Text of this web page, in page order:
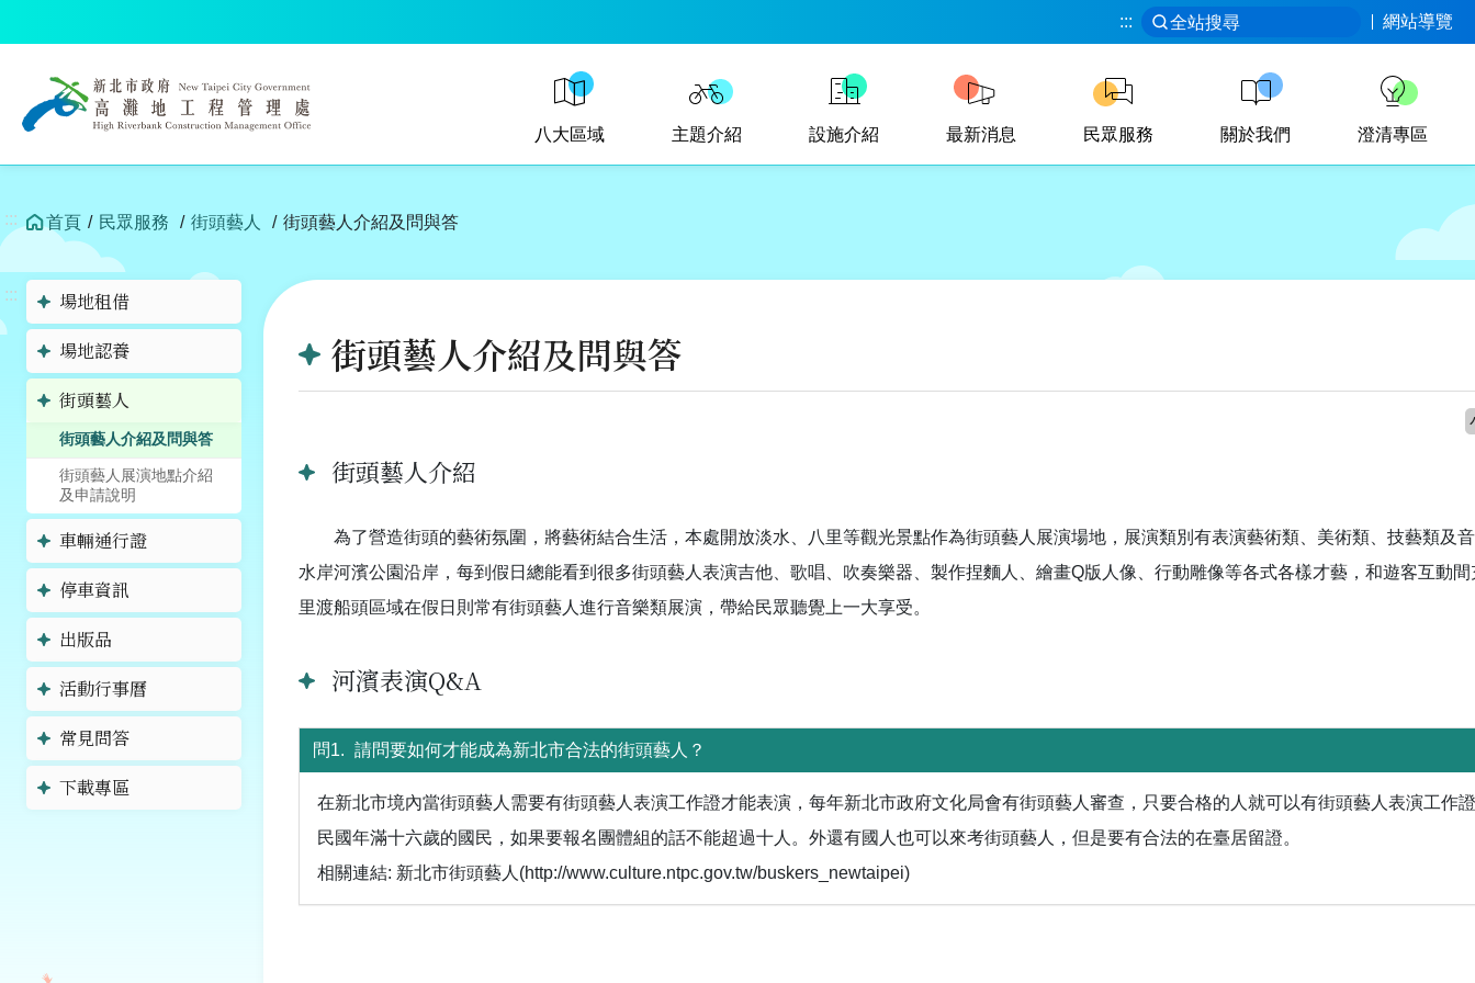
塊
::: 全站搜尋 網站導覽
八大區域 主題介紹 設施介紹 最新消息 民眾服務 關於我們 澄清專區
::: 首頁 民眾服務 街頭藝人 街頭藝人介紹及問與答
:::
場地租借
場地認養
街頭藝人
街頭藝人介紹及問與答
街頭藝人展演地點介紹
及申請說明
車輛通行證
停車資訊
出版品
活動行事曆
常見問答
下載專區
街頭藝人介紹及問與答
街頭藝人介紹
為了營造街頭的藝術氛圍，將藝術結合生活，本處開放淡水、八里等觀光景點作為街頭藝人展演場地，展演類別有表演藝術類、美術類、技藝類及
水岸河濱公園沿岸，每到假日總能看到很多街頭藝人表演吉他、歌唱、吹奏樂器、製作捏麵人、繪畫Q版人像、行動雕像等各式各樣才藝，和遊客互動
里渡船頭區域在假日則常有街頭藝人進行音樂類展演，帶給民眾聽覺上一大享受。
河濱表演Q&A
請問要如何才能成為新北市合法的街頭藝人？
在新北市境內當街頭藝人需要有街頭藝人表演工作證才能表演，每年新北市政府文化局會有街頭藝人審查，只要合格的人就可以有街頭藝人表演工作
民國年滿十六歲的國民，如果要報名團體組的話不能超過十人。外還有國人也可以來考街頭藝人，但是要有合法的在臺居留證。
相關連結: 新北市街頭藝人(http://www.culture.ntpc.gov.tw/buskers_newtaipei)